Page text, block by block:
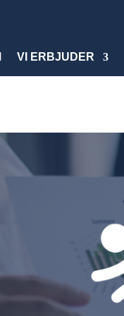
VI ERBJUDER